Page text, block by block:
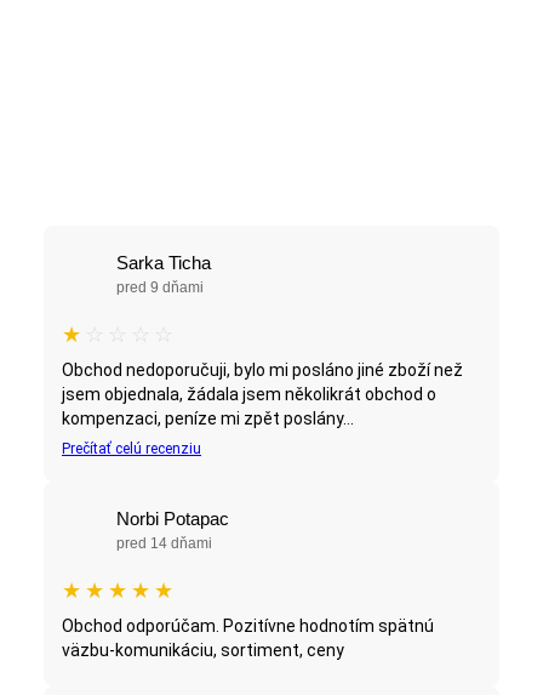
Sarka Ticha
pred 9 dňami
★ ☆ ☆ ☆ ☆
Obchod nedoporučuji, bylo mi posláno jiné zboží než
jsem objednala, žádala jsem několikrát obchod o
kompenzaci, peníze mi zpět poslány...
Prečítať celú recenziu
Norbi Potapac
pred 14 dňami
★ ★ ★ ★ ★
Obchod odporúčam. Pozitívne hodnotím spätnú
väzbu-komunikáciu, sortiment, ceny